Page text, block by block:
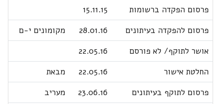
פרסום הפקדה ברשומות
15.11.15
פרסום להפקדה בעיתונים
28.01.16
מקומונים י-ם
אושר לתוקף/ לא פורסם
22.05.16
החלטת אישור
22.05.16
מבאת
פרסום לתוקף בעיתונים
23.06.16
מעריב